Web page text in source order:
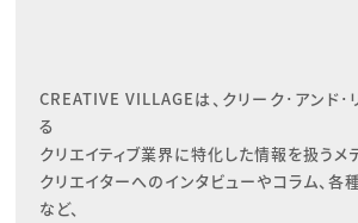
CREATIVE VILLAGEは、クリーク･アンド
る
クリエイティブ業界に特化した情報を扱うメデ
クリエイターへのインタビューやコラム、各
など、